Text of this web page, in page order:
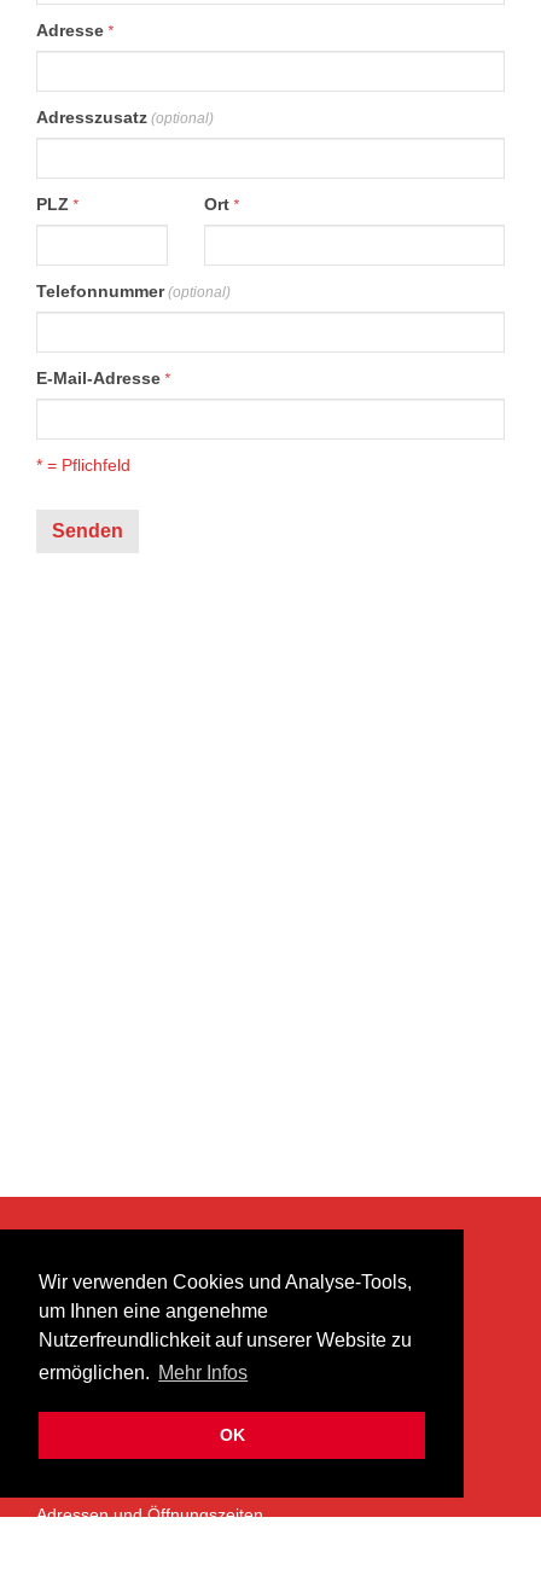
Wir verwenden Cookies und Analyse-Tools,
um Ihnen eine angenehme
Nutzerfreundlichkeit auf unserer Website zu
ermöglichen. Mehr Infos
OK
Adresse *
Adresszusatz (optional)
PLZ * Ort *
Telefonnummer (optional)
E-Mail-Adresse *
* = Pflichfeld
heer musik ag
Lättenstrasse 35
8952 Schlieren
info@heermusic.com
ÜBER UNS
Adressen und Öffnungszeiten